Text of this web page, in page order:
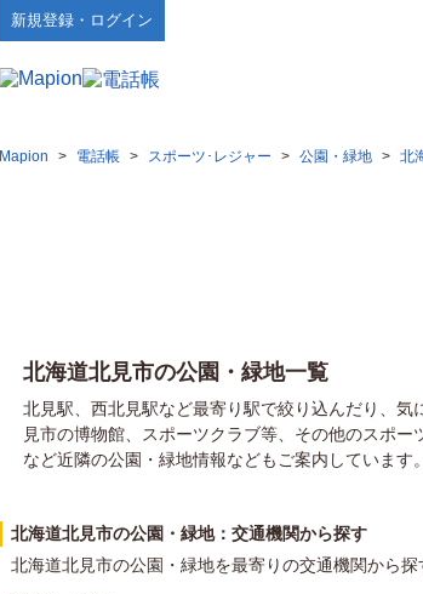
新規登録・ログイン
Mapion > 電話帳 > スポーツ･レジャー > 公園・緑地 > 北
北海道北見市の公園・緑地一覧
北見駅、西北見駅など最寄り駅で絞り込んだり、
見市の博物館、スポーツクラブ等、その他のスポ
など近隣の公園・緑地情報などもご案内しています
北海道北見市の公園・緑地：交通機関から探す
北海道北見市の公園・緑地を最寄りの交通機関から探